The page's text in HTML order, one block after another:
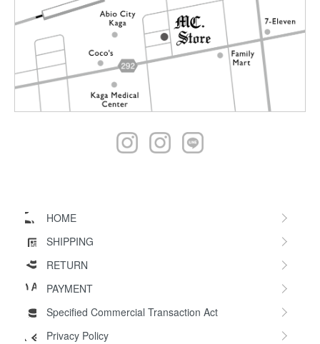
HOME
SHIPPING
RETURN
PAYMENT
Specified Commercial Transaction Act
Privacy Policy